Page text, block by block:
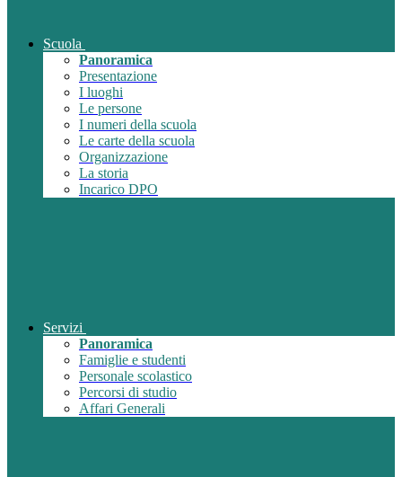
Scuola
Panoramica
Presentazione
I luoghi
Le persone
I numeri della scuola
Le carte della scuola
Organizzazione
La storia
Incarico DPO
Servizi
Panoramica
Famiglie e studenti
Personale scolastico
Percorsi di studio
Affari Generali